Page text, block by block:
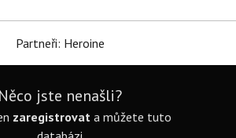
Partneři: Heroine
Něco jste nenašli?
zaregistrovat a můžete tuto